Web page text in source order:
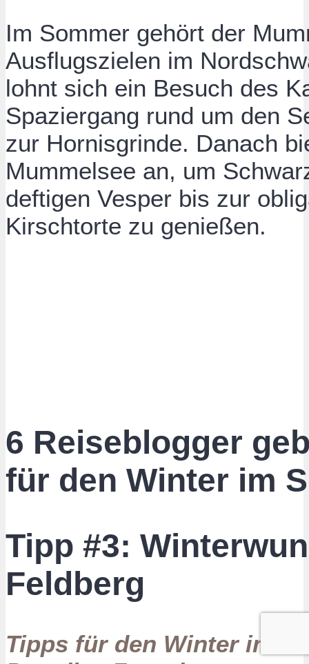
Im Sommer gehört der
Ausflugszielen im
lohnt sich ein Besuch des
Spaziergang rund um den
zur Hornisgrinde. Danach
Mummelsee an, um
deftigen Vesper bis zur
Kirschtorte zu genießen.
6 Reiseblogger
für den Winter im
Tipp #3:
Feldberg
Tipps für den Winter im